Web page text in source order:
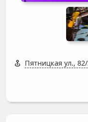
Пятницкая ул., 82/